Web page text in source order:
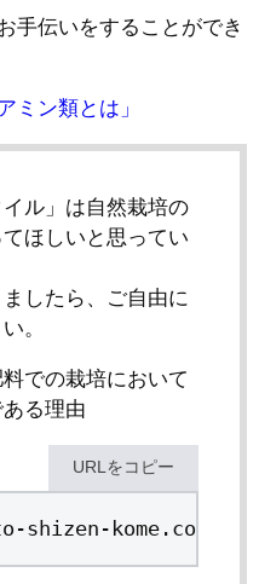
手伝いをすることができ
ミン類とは」
ル」は自然栽培の
ほしいと思ってい
したら、ご自由に
。
での栽培において
る理由
URLをコピー
shizen-kome.com/